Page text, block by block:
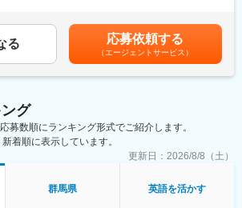
材料を用いたパワーインダクタ新商品の企画、開
や顧客ニーズを捉えた新商品構想から、材料・プ
商品設計、プロセス開発・製品立上業務
料を用いたパワーインダクタ新商品の開発、お
術開発を担当していただきます。
を選択し、設計・試作・評価・要素技術開発を
ご経験･収入を考慮して最終的に決定いたします。
応じて全額支給されます。賃金はあくまでも目安
選考を通じて上下する可能性があります。月給(月
含めた表記です。
る 応募依頼する
（エージェントサービス）
グ
募数順にランキング形式でご紹介します。
着順に表示しています。
更新日： 2026/8/8（土）
群馬県 英語を活かす